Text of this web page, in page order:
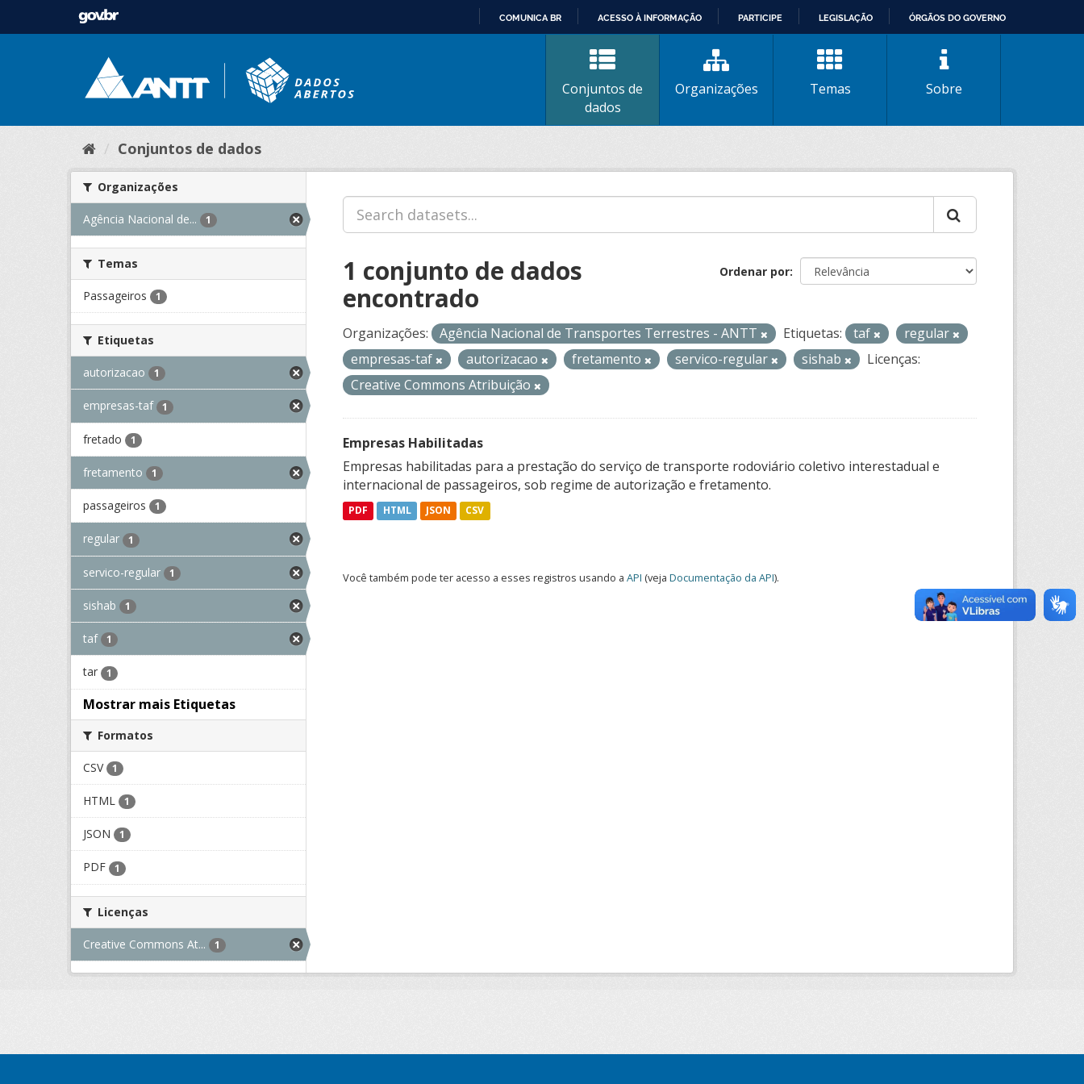
CONTEÚDO
COMUNICA BR ACESSO À INFORMAÇÃO PARTICIPE LEGISLAÇÃO ÓRGÃOS DO GOVERNO
Conjuntos de
dados
Organizações Temas Sobre
Conjuntos de dados
Organizações
Agência Nacional de... 1
Temas
Passageiros 1
Etiquetas
autorizacao 1
empresas-taf 1
fretado 1
fretamento 1
passageiros 1
regular 1
servico-regular 1
sishab 1
taf 1
tar 1
Mostrar mais Etiquetas
Formatos
CSV 1
HTML 1
JSON 1
PDF 1
Licenças
Creative Commons At... 1
Ordenar por
1 conjunto de dados
encontrado
Organizações: Agência Nacional de Transportes Terrestres - ANTT Etiquetas: taf
regular
empresas-taf
autorizacao fretamento servico-regular sishab
Licenças:
Creative Commons Atribuição
Empresas Habilitadas
Empresas habilitadas para a prestação do serviço de transporte rodoviário coletivo interestadual e
internacional de passageiros, sob regime de autorização e fretamento.
PDF HTML JSON CSV
Você também pode ter acesso a esses registros usando a API (veja Documentação da API).